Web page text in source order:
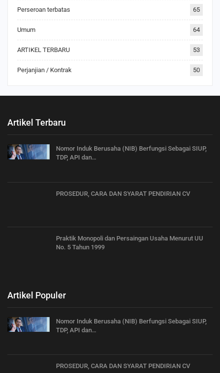
Perseroan terbatas 65
Umum 64
ARTIKEL TERBARU 53
Perjanjian / Kontrak 50
Artikel Terbaru
Nomor Induk Berusaha (NIB) Berfungsi Sebagai SIUP,
TDP, API dan…
PROSEDUR, CARA DAN SYARAT PENDIRIAN CV
Praktik Monopoli dan Persaingan Usaha Menurut UU
No. 5 Tahun 1999
Artikel Populer
Nomor Induk Berusaha (NIB) Berfungsi Sebagai SIUP,
TDP, API dan…
PROSEDUR, CARA DAN SYARAT PENDIRIAN CV